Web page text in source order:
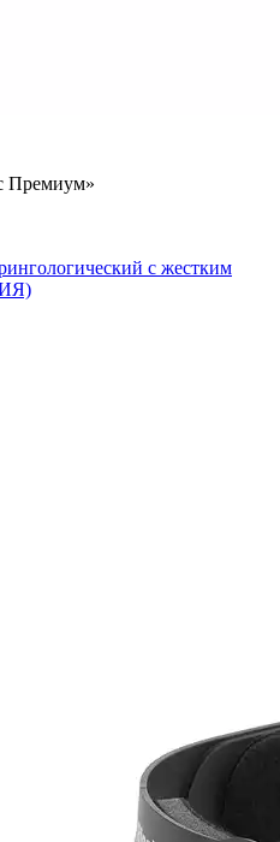
Премиум»
с жестким